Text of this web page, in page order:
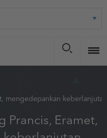
mengedepankan
Prancis, Eramet,